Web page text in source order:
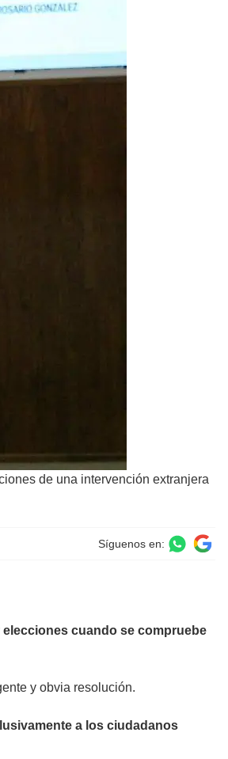
de una intervención extranjera
Síguenos en:
elecciones cuando se compruebe
y obvia resolución.
a los ciudadanos